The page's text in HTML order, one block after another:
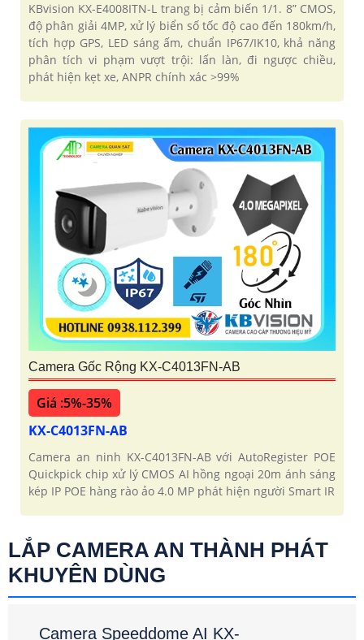
KBvision KX-E4008ITN-L trang bị cảm biến 1/1. 8” CMOS,
độ phân giải 4MP, xử lý biển số tốc độ cao đến 180km/h,
tích hợp GPS, LED sáng ấm, chuẩn IP67/IK10, khả năng
phân tích vi phạm vượt trội: lấn làn, đi ngược chiều,
phát hiện kẹt xe, ANPR chính xác >99%
Camera Gốc Rộng KX-C4013FN-AB
Giá :5%-35%
KX-C4013FN-AB
Camera an ninh KX-C4013FN-AB với AutoRegister POE
Quickpick chip xử lý CMOS AI hồng ngoại 20m ánh sáng
kép IP POE hàng rào ảo 4.0 MP phát hiện người Smart IR
LẮP CAMERA AN THÀNH PHÁT
KHUYÊN DÙNG
Camera Speeddome AI KX-